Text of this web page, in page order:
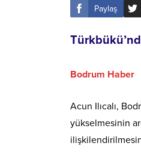
Paylaş
Bodrum Haber
Acun Ilıcalı,
yükselmesinin